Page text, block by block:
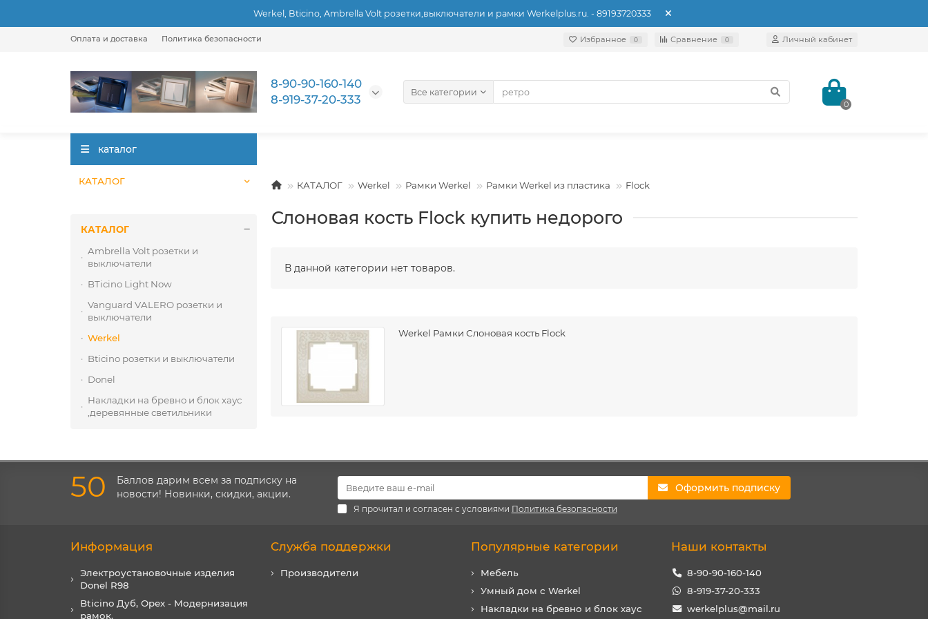
Werkel, Bticino, Ambrella Volt розетки,выключатели и рамки Werkelplus.ru. - 89193720333
Оплата и доставка Политика безопасности Избранное 0 Сравнение 0 Личный кабинет
Все категории
8-90-90-160-140
8-919-37-20-333
0
каталог
КАТАЛОГ КАТАЛОГ Werkel Рамки Werkel Рамки Werkel из пластика Flock
Слоновая кость Flock купить недорого
КАТАЛОГ
Ambrella Volt розетки и
выключатели
BTicino Light Now
Vanguard VALERO розетки и
выключатели
Werkel
Bticino розетки и выключатели
Donel
Накладки на бревно и блок хаус
,деревянные светильники
В данной категории нет товаров.
Werkel Рамки Слоновая кость Flock
50
Баллов дарим всем за подписку на
новости! Новинки, скидки, акции.
Оформить подписку
Я прочитал и согласен с условиями Политика безопасности
Информация
Электроустановочные изделия
Donel R98
Bticino Дуб, Орех - Модернизация
рамок.
Служба поддержки
Производители
Популярные категории
Мебель
Умный дом с Werkel
Накладки на бревно и блок хаус
Наши контакты
8-90-90-160-140
8-919-37-20-333
werkelplus@mail.ru